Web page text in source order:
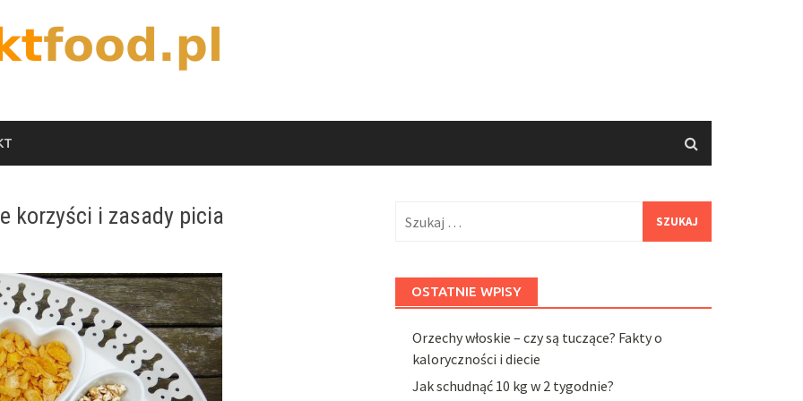
korzyści i zasady picia
OSTATNIE WPISY
Orzechy włoskie – czy są tuczące? Fakty o
kaloryczności i diecie
Jak schudnąć 10 kg w 2 tygodnie?